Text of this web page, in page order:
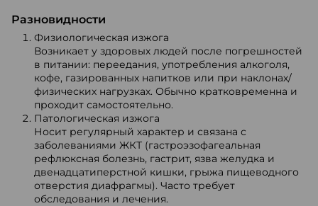
Разновидности
Физиологическая изжога
Возникает у здоровых людей после погрешностей
в питании: переедания, употребления алкоголя,
кофе, газированных напитков или при наклонах/
физических нагрузках. Обычно кратковременна и
проходит самостоятельно.
Патологическая изжога
Носит регулярный характер и связана с
заболеваниями ЖКТ (гастроэзофагеальная
рефлюксная болезнь, гастрит, язва желудка и
двенадцатиперстной кишки, грыжа пищеводного
отверстия диафрагмы). Часто требует
обследования и лечения.